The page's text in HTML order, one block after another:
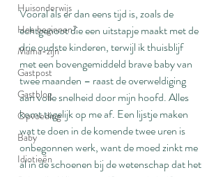
Huisonderwijs
Hoe beginnen?
Mama-zijn
Gastpost
Gastblog
Opvoeding
Baby
Idiotieën
Vooral àls er dan eens tijd is, zoals de
echtgenoot die een uitstapje maakt met de
drie oudste kinderen, terwijl ik thuisblijf
met een bovengemiddeld brave baby van
twee maanden – raast de overweldiging
aan volle snelheid door mijn hoofd. Alles
komt tegelijk op me af. Een lijstje maken
wat te doen in de komende twee uren is
onbegonnen werk, want de moed zinkt me
al in de schoenen bij de wetenschap dat het